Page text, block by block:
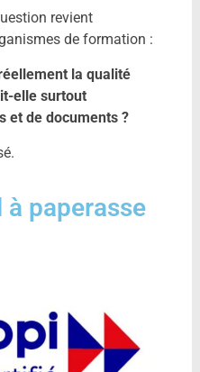
revient
de formation :
la qualité
elle surtout
et de documents ?
paperasse